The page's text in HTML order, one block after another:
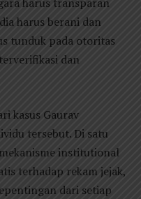
harus berani dan
tunduk pada otoritas
dan
kasus Gaurav
tersebut. Di satu
institutional
terhadap rekam jejak,
dari setiap